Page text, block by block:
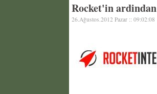
Rocket'in ardindan
26.Ağustos.2012 Pazar :: 09:02:08